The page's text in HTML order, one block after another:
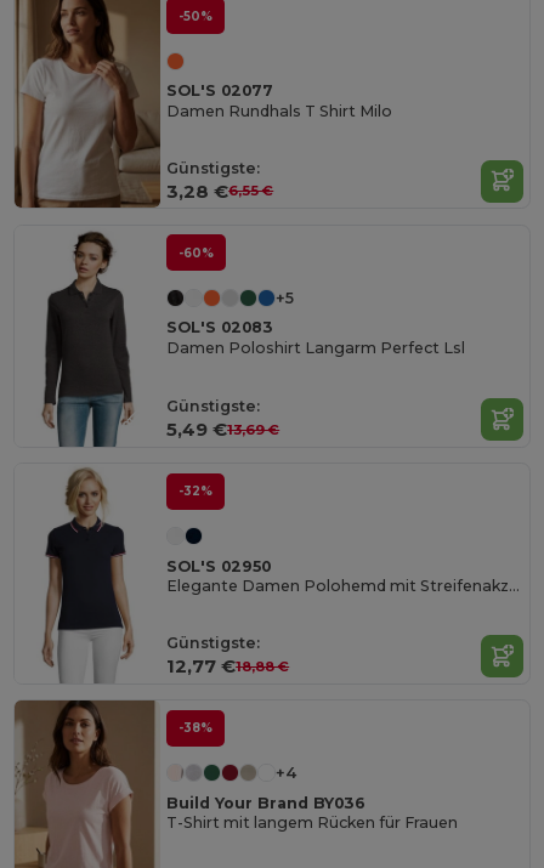
-50%
SOL'S 02077
Damen Rundhals T Shirt Milo
Günstigste:
3,28 €6,55 €
-60%
+5
SOL'S 02083
Damen Poloshirt Langarm Perfect Lsl
Günstigste:
5,49 €13,69 €
-32%
SOL'S 02950
Elegante Damen Polohemd mit Streifenakzenten
Günstigste:
12,77 €18,88 €
-38%
+4
Build Your Brand BY036
T-Shirt mit langem Rücken für Frauen